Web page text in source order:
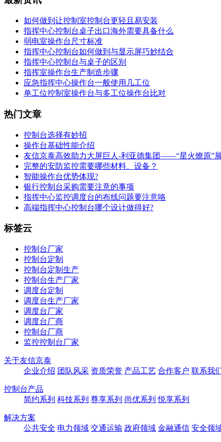
如何做到让控制室控制台更轻且易安装
指挥中心控制台桌子出口海外需要具备什么
弱电室操作台尺寸标准
指挥中心控制台如何做到与显示屏巧妙结合
指挥中心控制台与桌子的区别
指挥室操作台生产制造步骤
应急指挥中心操作台一般使用几工位
单工位控制室操作台与多工位操作台比对
热门文章
控制台选择有妙招
操作台基础性能介绍
友信京泰高效助力大屏巨人-利亚德集团——“星火燎原”
完整的安防监控需要哪些材料、设备？
智能操作台优势体现?
银行控制台采购需要注意的事项
指挥中心监控调度台的布线问题要注意咯
高端指挥中心控制台哪个设计做得好?
标签云
控制台厂家
控制台定制
控制台定制生产
控制台生产厂家
调度台定制
调度台生产厂家
调度台厂家
调度台厂商
控制台厂商
监控控制台厂家
关于友信京泰
企业介绍 团队风采 资质荣誉 产品工艺 合作客户 联系我
控制台产品
简约系列 科技系列 尊享系列 尚优系列 悦享系列
解决方案
公共安全 电力领域 交通运输 政府领域 金融通信 安全领